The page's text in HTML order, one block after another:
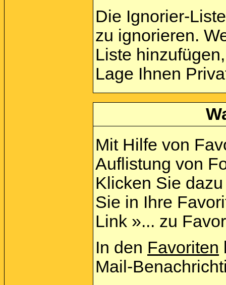
Die Ignorier-
zu ignorieren.
Liste
Lage Ihnen
Mit Hilfe von
Auflistung von
Klicken Sie
Sie in Ihre
Link »... zu
In den Favoriten
Mail-